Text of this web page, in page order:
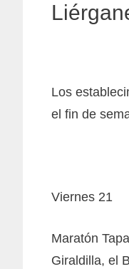
Los
el fin de
Viernes 21
Maratón
Giraldilla, el